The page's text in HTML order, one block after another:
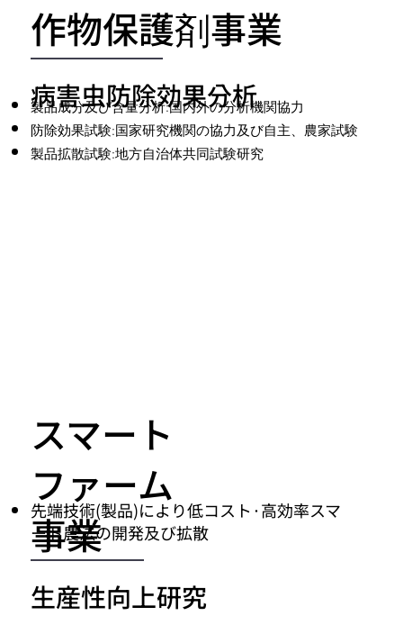
製品成分及び含量分析:国内外の分析機関協力
防除効果試験:国家研究機関の協力及び自主、農家試験
製品拡散試験:地方自治体共同試験研究
作物保護剤事業
病害虫防除効果分析
先端技術(製品)により低コスト·高効率スマ
ート農法の開発及び拡散
スマート
ファーム
事業
生産性向上研究